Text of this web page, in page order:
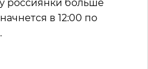
россиянки больше
в 12:00 по